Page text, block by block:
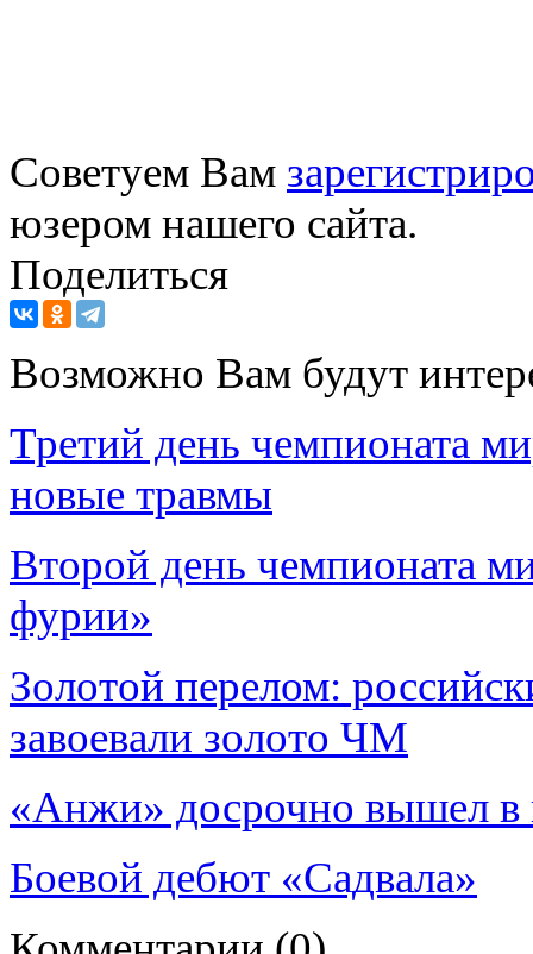
Советуем Вам
юзером нашего сайта.
Поделиться
Возможно Вам будут
Третий день чемпионата
новые травмы
Второй день чемпионата
фурии»
Золотой перелом:
завоевали золото ЧМ
«Анжи» досрочно вышел
Боевой дебют «Садвала»